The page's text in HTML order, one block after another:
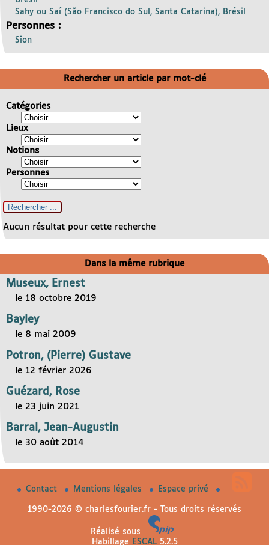
Sahy ou Saí (São Francisco do Sul, Santa Catarina), Brésil
Personnes :
Sion
Rechercher un article par mot-clé
Catégories
Lieux
Notions
Personnes
Aucun résultat pour cette recherche
Dans la même rubrique
Museux, Ernest
le 18 octobre 2019
Bayley
le 8 mai 2009
Potron, (Pierre) Gustave
le 12 février 2026
Guézard, Rose
le 23 juin 2021
Barral, Jean-Augustin
le 30 août 2014
Contact Mentions légales Espace privé
1990-2026 © charlesfourier.fr - Tous droits réservés
Réalisé sous
Habillage
ESCAL5.2.5